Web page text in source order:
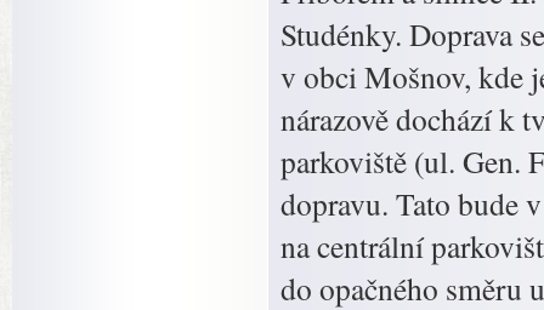
Studénky. Doprava
v obci Mošnov, kde
nárazově dochází k
parkoviště (ul. Gen.
dopravu. Tato bude
na centrální
do opačného